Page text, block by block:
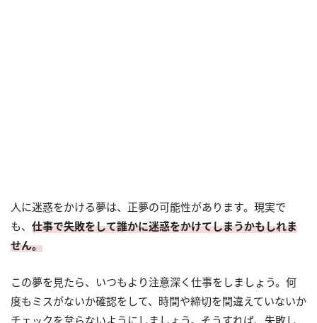
人に迷惑をかける夢は、正夢の可能性があります。現実で
も、 仕事で失敗をして誰かに迷惑をかけてしまうかもしれま
せん。
この夢を見たら、いつもより注意深く仕事をしましょう。何
度もミスがないか確認をして、時間や締切を間違えていないか
チェックを怠らないようにしましょう。そうすれば、失敗し